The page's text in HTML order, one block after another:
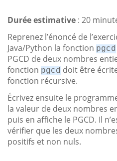
Durée estimative : 20
Reprenez l’énoncé de
Java/Python la fonction pgcd
PGCD de deux nombres
fonction pgcd doit être
fonction récursive.
Écrivez ensuite le
la valeur de deux nombres
puis en affiche le PGCD. Il
vérifier que les deux
positifs et non nuls.